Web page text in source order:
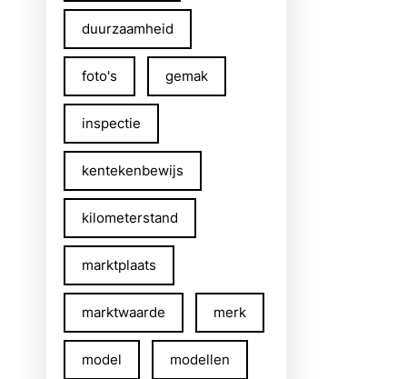
duurzaamheid
foto's gemak
inspectie
kentekenbewijs
kilometerstand
marktplaats
marktwaarde merk
model modellen